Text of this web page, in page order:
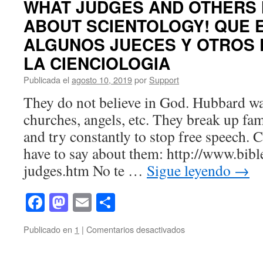
revista
PROCESO
WHAT JUDGES AND
ABOUT SCIENTOLOGY! QUE
ALGUNOS JUECES Y OTROS
LA CIENCIOLOGIA
Publicada el agosto 10, 2019por Support
They do not believe in God. Hubbard
churches, angels, etc. They break up
and try constantly to stop free speech.
have to say about them: http://
judges.htm No te … Sigue leyendo →
Facebook
Mastodon
Email
Publicado en 1 | Comentarios desactivadosen